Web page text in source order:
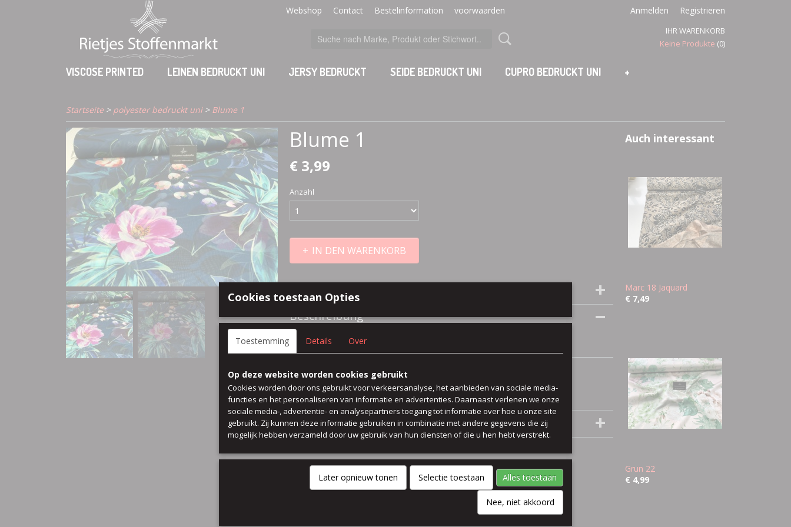
Webshop Contact Bestelinformation voorwaarden Anmelden Registrieren
IHR WARENKORB
Keine Produkte (0)
VISCOSE PRINTED LEINEN BEDRUCKT UNI JERSY BEDRUCKT SEIDE BEDRUCKT UNI CUPRO BEDRUCKT UNI +
Startseite> polyester bedruckt uni> Blume 1
Blume 1
€ 3,99
Anzahl
IN DEN WARENKORB
Beschreibung
100% polyester chiffon bluse kleid rock
Preis pro 50 cm
breit 140 cm
Kommentare
Auch interessant
Marc 18 Jaquard
€ 7,49
Grun 22
€ 4,99
Cookies toestaan Opties
Toestemming Details Over
Op deze website worden cookies gebruikt
Cookies worden door ons gebruikt voor verkeersanalyse, het aanbieden van sociale media-
functies en het personaliseren van informatie en advertenties. Daarnaast verlenen we onze
sociale media-, advertentie- en analysepartners toegang tot informatie over hoe u onze site
gebruikt. Zij kunnen deze informatie gebruiken in combinatie met andere gegevens die zij
mogelijk hebben verzameld door uw gebruik van hun diensten of die u hen hebt verstrekt.
Later opnieuw tonen Selectie toestaan Alles toestaan
Nee, niet akkoord